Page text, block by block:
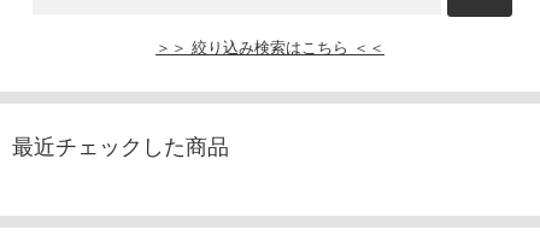
＞＞ 絞り込み検索はこちら ＜＜
最近チェックした商品